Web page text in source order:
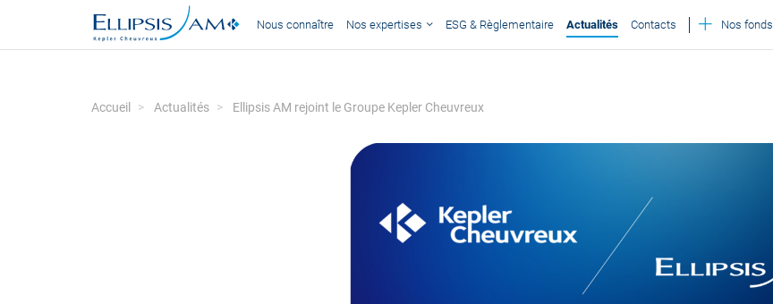
Nous connaître Nos expertises ESG & Règlementaire Actualités Contacts Nos fonds
Accueil Actualités Ellipsis AM rejoint le Groupe Kepler Cheuvreux